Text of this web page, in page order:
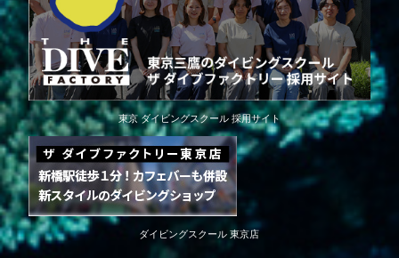
東京 ダイビングスクール 採用サイト
ダイビングスクール 東京店